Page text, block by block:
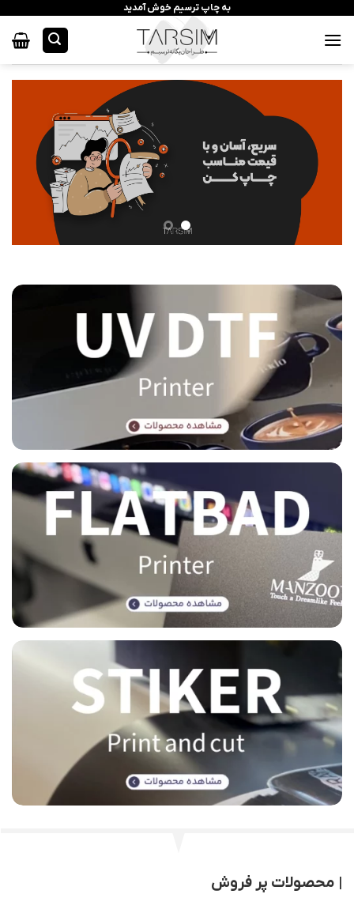
محتوا
به چاپ ترسیم خوش آمدید
| محصولات پر فروش